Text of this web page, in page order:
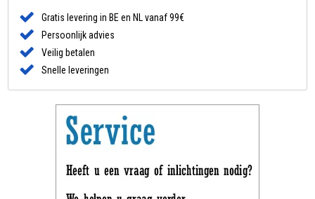
Gratis levering in BE en NL vanaf 99€
Persoonlijk advies
Veilig betalen
Snelle leveringen